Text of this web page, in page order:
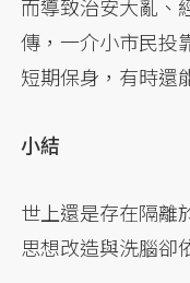
而導致治安大亂、
傳，一介小市民投
短期保身，有時還
小結
世上還是存在隔離
思想改造與洗腦卻